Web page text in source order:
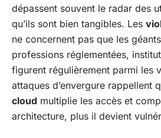
dépassent souvent le radar des
qu’ils sont bien tangibles. Les
ne concernent pas que les
professions réglementées,
figurent régulièrement parmi les
attaques d’envergure rappellent
cloud multiplie les accès et
architecture, plus il devient